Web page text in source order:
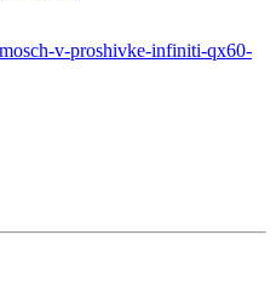
v-proshivke-infiniti-qx60-